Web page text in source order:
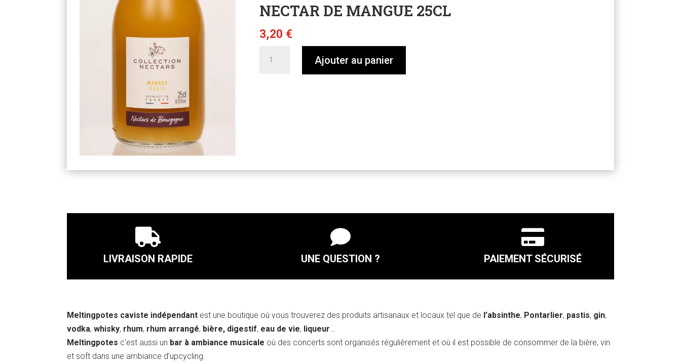
NECTAR DE MANGUE 25CL
3,20 €
Ajouter au panier

LIVRAISON RAPIDE

UNE QUESTION ?

PAIEMENT SÉCURISÉ
Meltingpotes caviste indépendant est une boutique où vous trouverez des produits artisanaux et locaux tel que de l’absinthe, Pontarlier, pastis, gin,
vodka, whisky, rhum, rhum arrangé, bière, digestif, eau de vie, liqueur
Meltingpotes c’est aussi un bar à ambiance musicale où des concerts sont organisés régulièrement et où il est possible de consommer de la bière, vin
et soft dans une ambiance d’upcycling.